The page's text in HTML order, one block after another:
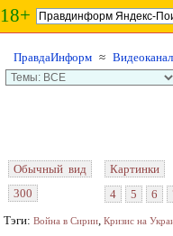
18+
ПравдаИнформ ≈ Видеоканал
Обычный вид
300
Картинки
4
5 6
Тэги: Война в Сирии, Кризис на